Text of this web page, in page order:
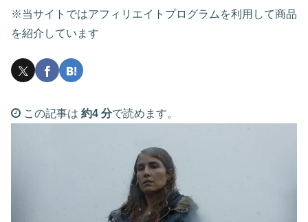
※当サイトではアフィリエイトプログラムを利用して商品
を紹介しています
この記事は 約4 分で読めます。